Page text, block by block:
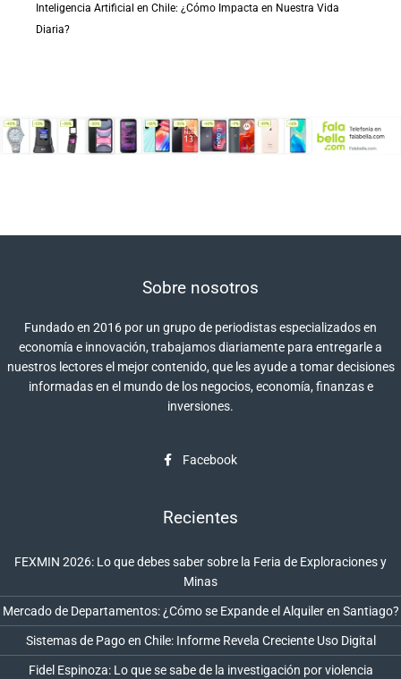
Inteligencia Artificial en Chile: ¿Cómo Impacta en Nuestra Vida
Diaria?
Sobre nosotros
Fundado en 2016 por un grupo de periodistas especializados en
economía e innovación, trabajamos diariamente para entregarle a
nuestros lectores el mejor contenido, que les ayude a tomar decisiones
informadas en el mundo de los negocios, economía, finanzas e
inversiones.
Facebook
Recientes
FEXMIN 2026: Lo que debes saber sobre la Feria de Exploraciones y
Minas
Mercado de Departamentos: ¿Cómo se Expande el Alquiler en Santiago?
Sistemas de Pago en Chile: Informe Revela Creciente Uso Digital
Fidel Espinoza: Lo que se sabe de la investigación por violencia